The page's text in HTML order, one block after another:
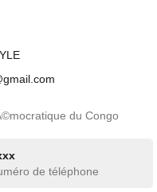
du Congo
de téléphone